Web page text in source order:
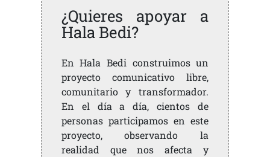
¿Quieres apoyar a
Hala Bedi?
En Hala Bedi construimos un
proyecto comunicativo libre,
comunitario y transformador.
En el día a día, cientos de
personas participamos en este
proyecto, observando la
realidad que nos afecta y